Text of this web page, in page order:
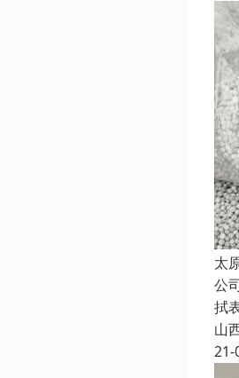
太
公
拭
山
21-